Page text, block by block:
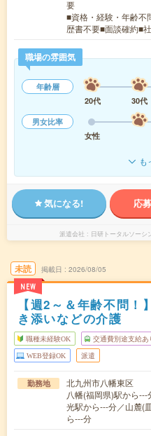
要
■資格・経験・年齢不
歴書不要■面談確約■
職場の雰囲気
年齢層
20代
30代
男女比率
女性
も
気になる! 応
派遣会社 日研トータルソー
未読
NEW
掲載日 2026/08/05
【週2～＆年齢不問
き添いなどの介護
職種未経験OK 交通費別途支給あ
WEB登録OK 派遣
勤務地
北九州市八幡東区
八幡(福岡県)駅から
光駅から---分／山麓(
ら---分